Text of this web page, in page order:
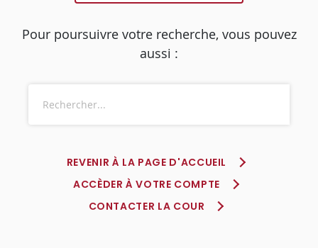
Pour poursuivre votre recherche, vous pouvez
aussi :
REVENIR À LA PAGE D'ACCUEIL
ACCÈDER À VOTRE COMPTE
CONTACTER LA COUR